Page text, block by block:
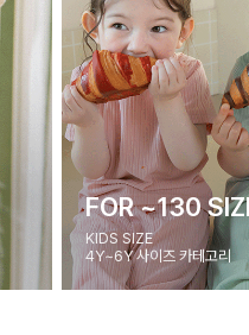
FOR ~130
KIDS SIZE
4Y~6Y 사이즈 카테고리